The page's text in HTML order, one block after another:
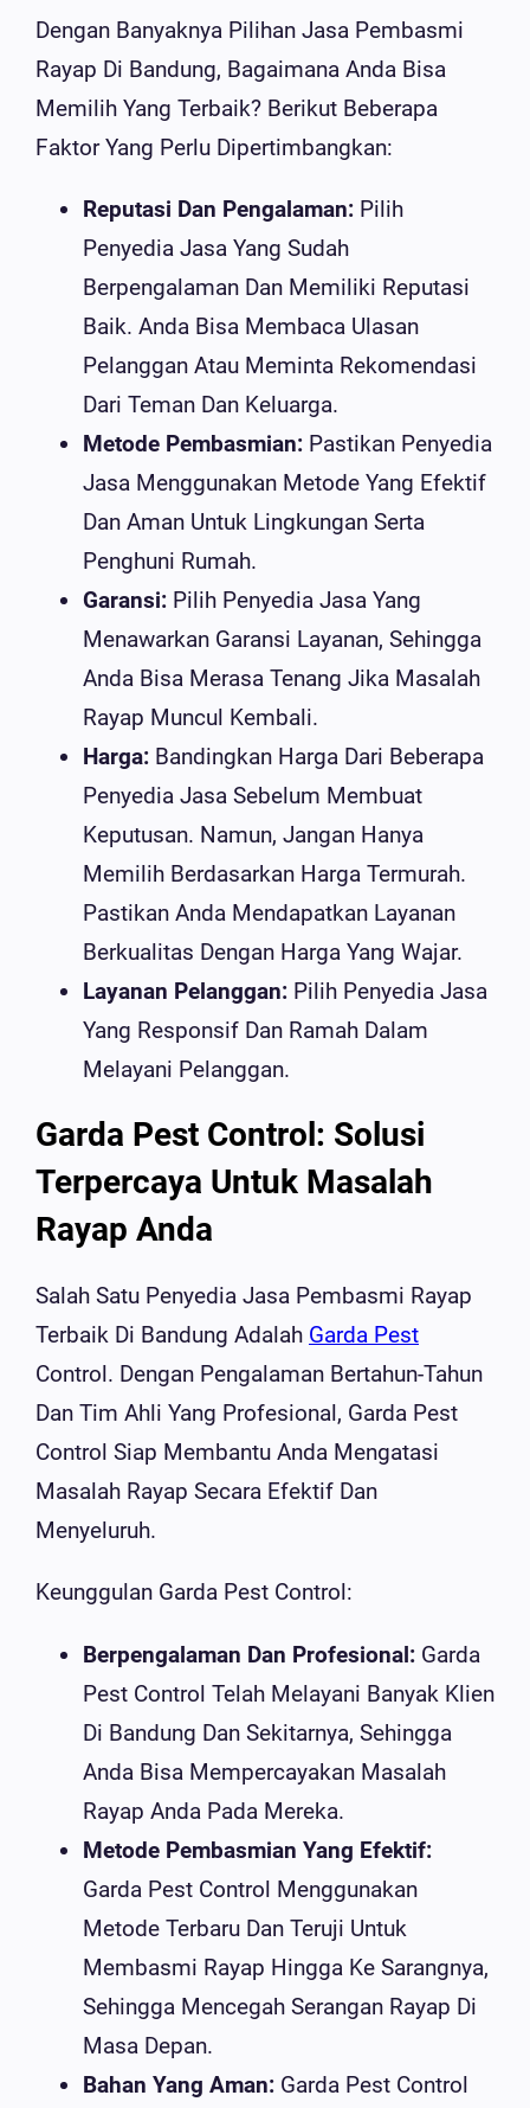
Dengan Banyaknya Pilihan Jasa Pembasmi
Rayap Di Bandung, Bagaimana Anda Bisa
Memilih Yang Terbaik? Berikut Beberapa
Faktor Yang Perlu Dipertimbangkan:
Reputasi Dan Pengalaman: Pilih
Penyedia Jasa Yang Sudah
Berpengalaman Dan Memiliki Reputasi
Baik. Anda Bisa Membaca Ulasan
Pelanggan Atau Meminta Rekomendasi
Dari Teman Dan Keluarga.
Metode Pembasmian: Pastikan Penyedia
Jasa Menggunakan Metode Yang Efektif
Dan Aman Untuk Lingkungan Serta
Penghuni Rumah.
Garansi: Pilih Penyedia Jasa Yang
Menawarkan Garansi Layanan, Sehingga
Anda Bisa Merasa Tenang Jika Masalah
Rayap Muncul Kembali.
Harga: Bandingkan Harga Dari Beberapa
Penyedia Jasa Sebelum Membuat
Keputusan. Namun, Jangan Hanya
Memilih Berdasarkan Harga Termurah.
Pastikan Anda Mendapatkan Layanan
Berkualitas Dengan Harga Yang Wajar.
Layanan Pelanggan: Pilih Penyedia Jasa
Yang Responsif Dan Ramah Dalam
Melayani Pelanggan.
Garda Pest Control: Solusi
Terpercaya Untuk Masalah
Rayap Anda
Salah Satu Penyedia Jasa Pembasmi Rayap
Terbaik Di Bandung Adalah Garda Pest
Control. Dengan Pengalaman Bertahun-Tahun
Dan Tim Ahli Yang Profesional, Garda Pest
Control Siap Membantu Anda Mengatasi
Masalah Rayap Secara Efektif Dan
Menyeluruh.
Keunggulan Garda Pest Control:
Berpengalaman Dan Profesional: Garda
Pest Control Telah Melayani Banyak Klien
Di Bandung Dan Sekitarnya, Sehingga
Anda Bisa Mempercayakan Masalah
Rayap Anda Pada Mereka.
Metode Pembasmian Yang Efektif:
Garda Pest Control Menggunakan
Metode Terbaru Dan Teruji Untuk
Membasmi Rayap Hingga Ke Sarangnya,
Sehingga Mencegah Serangan Rayap Di
Masa Depan.
Bahan Yang Aman: Garda Pest Control